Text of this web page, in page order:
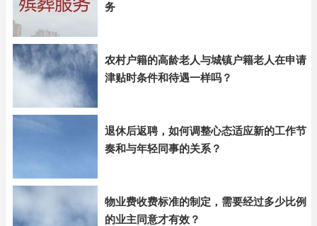
务
农村户籍的高龄老人与城镇户籍老人在申请
津贴时条件和待遇一样吗？
退休后返聘，如何调整心态适应新的工作节
奏和与年轻同事的关系？
物业费收费标准的制定，需要经过多少比例
的业主同意才有效？